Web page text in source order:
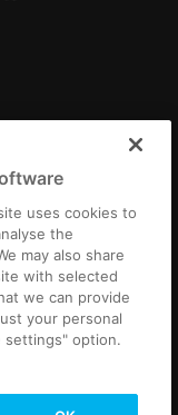
des données
uses cookies to
the
may also share
with selected
we can provide
your personal
settings" option.